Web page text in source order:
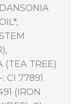
(TEA TREE)
CI 77891
(IRON